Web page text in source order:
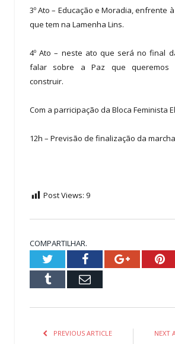
3º Ato – Educação e Moradia, enfrente
que tem na Lamenha Lins.
4º Ato – neste ato que será no final
falar sobre a Paz que queremos
construir.
Com a parricipação da Bloca Feminista
12h – Previsão de finalização da
Post Views: 9
COMPARTILHAR.
TwitterFacebookGoogle+
Tumblr Email
PREVIOUS ARTICLE NEXT